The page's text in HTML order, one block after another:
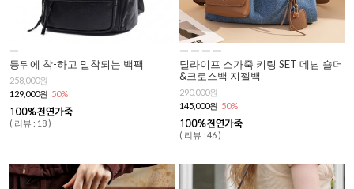
등뒤에 착-하고 밀착되는 백팩
258,000원
129,000원 50%
( 리뷰 : 18 )
딜라이프 소가죽 키링 SET 데님 숄더
&크로스백 지젤백
290,000원
145,000원 50%
( 리뷰 : 46 )